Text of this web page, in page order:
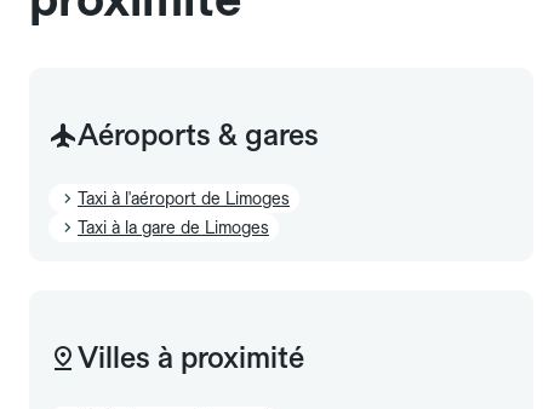
Aéroports & gares
Taxi à l'aéroport de Limoges
Taxi à la gare de Limoges
Villes à proximité